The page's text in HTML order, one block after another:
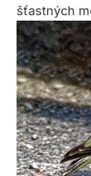
šťastných